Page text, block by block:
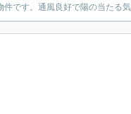
です。通風良好で陽の当たる